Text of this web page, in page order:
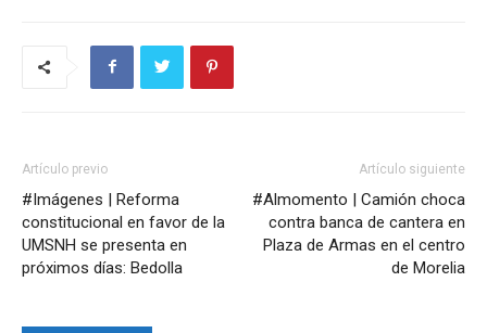
Artículo previo
#Imágenes | Reforma
constitucional en favor de la
UMSNH se presenta en
próximos días: Bedolla
Artículo siguiente
#Almomento | Camión choca
contra banca de cantera en
Plaza de Armas en el centro
de Morelia